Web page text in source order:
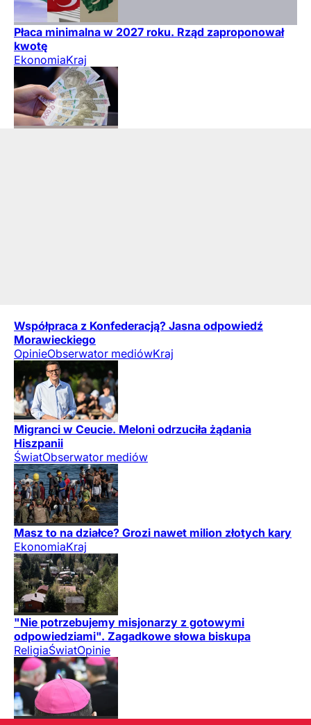
Płaca minimalna w 2027 roku. Rząd zaproponował
kwotę
EkonomiaKraj
Współpraca z Konfederacją? Jasna odpowiedź
Morawieckiego
OpinieObserwator mediówKraj
Migranci w Ceucie. Meloni odrzuciła żądania
Hiszpanii
ŚwiatObserwator mediów
Masz to na działce? Grozi nawet milion złotych kary
EkonomiaKraj
"Nie potrzebujemy misjonarzy z gotowymi
odpowiedziami". Zagadkowe słowa biskupa
ReligiaŚwiatOpinie